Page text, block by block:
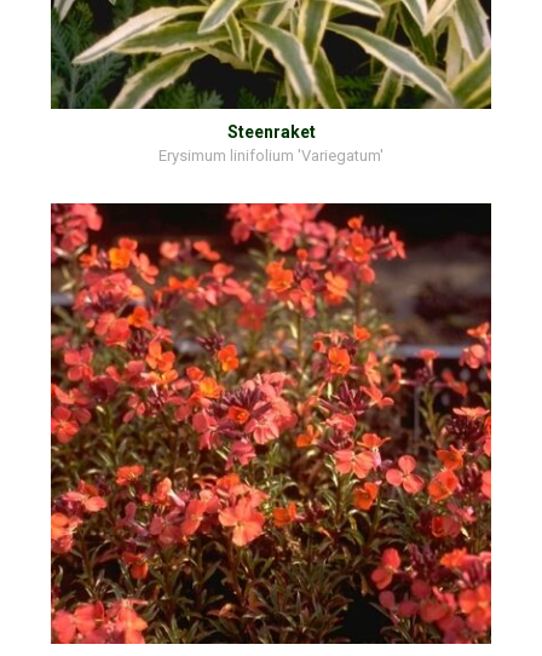
Steenraket
Erysimum linifolium 'Variegatum'